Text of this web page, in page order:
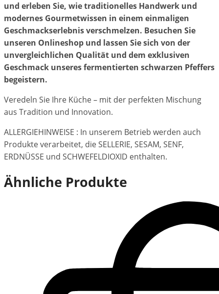
und erleben Sie, wie traditionelles Handwerk und
modernes Gourmetwissen in einem einmaligen
Geschmackserlebnis verschmelzen. Besuchen Sie
unseren Onlineshop und lassen Sie sich von der
unvergleichlichen Qualität und dem exklusiven
Geschmack unseres fermentierten schwarzen Pfeffers
begeistern.
Veredeln Sie Ihre Küche – mit der perfekten Mischung
aus Tradition und Innovation.
ALLERGIEHINWEISE : In unserem Betrieb werden auch
Produkte verarbeitet, die SELLERIE, SESAM, SENF,
ERDNÜSSE und SCHWEFELDIOXID enthalten.
Ähnliche Produkte